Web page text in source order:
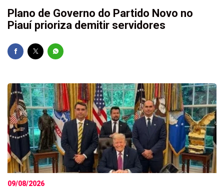
Plano de Governo do Partido Novo no
Piauí prioriza demitir servidores
09/08/2026